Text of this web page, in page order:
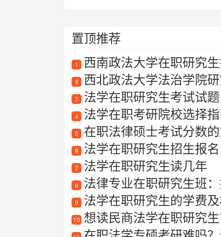
置顶推荐
1 西南政法大学在职研究
2 西北政法大学法治学院
3 法学在职研究生考试试题
4 法学在职考研院校选择
5 在职法律硕士考试分数
6 法学在职研究生招生报名
7 法学在职研究生读几年
8 法律专业在职研究生班：
9 法学在职研究生的学费
10 想读民商法学在职研究生